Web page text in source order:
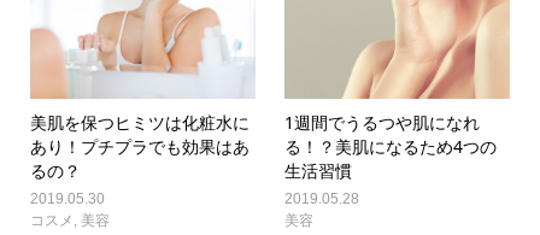
美肌を保つヒミツは化粧水に
あり！プチプラでも効果はあ
るの？
2019.05.30
コスメ
美容
1週間でうるつや肌になれ
る！？美肌になるため4つの
生活習慣
2019.05.28
美容